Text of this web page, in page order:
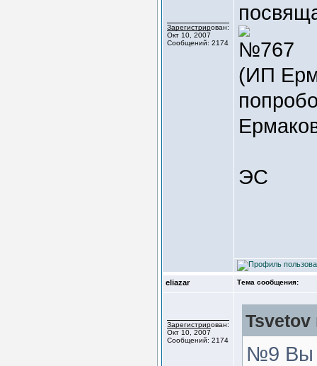
Зарегистрирован:
Окт 10, 2007
Сообщений: 2174
№767
(ИП
ЭС
eliazar Тема сообщения:
Зарегистрирован:
Окт 10, 2007
Сообщений: 2174
Tsvetov
№9 Вы